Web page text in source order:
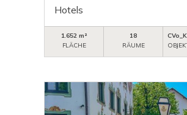
Hotels
1.652 m²
FLÄCHE
18
RÄUME